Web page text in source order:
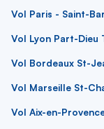
Vol Paris - Saint-
Vol Lyon Part-Dieu
Vol Bordeaux St-
Vol Marseille St-
Vol Aix-en-